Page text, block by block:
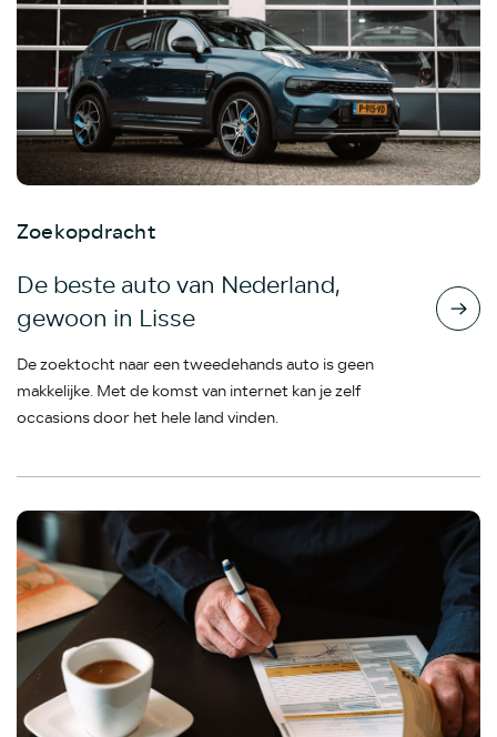
Zoekopdracht
De beste auto van Nederland,
gewoon in Lisse
De zoektocht naar een tweedehands auto is geen
makkelijke. Met de komst van internet kan je zelf
occasions door het hele land vinden.